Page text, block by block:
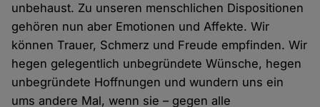
unbehaust. Zu unseren menschlichen Dispositionen
gehören nun aber Emotionen und Affekte. Wir
können Trauer, Schmerz und Freude empfinden. Wir
hegen gelegentlich unbegründete Wünsche, hegen
unbegründete Hoffnungen und wundern uns ein
ums andere Mal, wenn sie – gegen alle